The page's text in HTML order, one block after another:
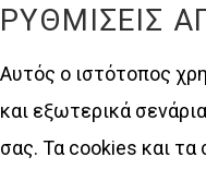
ΡΥΘΜΊΣΕΙΣ
Αυτός ο ιστότοπος
και εξωτερικά
σας. Τα cookies και τα